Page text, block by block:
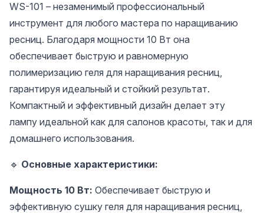
WS-101 – незаменимый профессиональный
инструмент для любого мастера по наращиванию
ресниц. Благодаря мощности 10 Вт она
обеспечивает быструю и равномерную
полимеризацию геля для наращивания ресниц,
гарантируя идеальный и стойкий результат.
Компактный и эффективный дизайн делает эту
лампу идеальной как для салонов красоты, так и для
домашнего использования.
🔹 Основные характеристики:
Мощность 10 Вт: Обеспечивает быструю и
эффективную сушку геля для наращивания ресниц,